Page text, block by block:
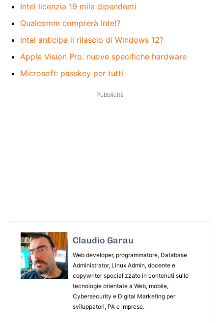
Intel licenzia 19 mila dipendenti
Qualcomm comprerà Intel?
Intel anticipa il rilascio di Windows 12?
Apple Vision Pro: nuove specifiche hardware
Microsoft: passkey per tutti
Pubblicità
Claudio Garau
Web developer, programmatore, Database
Administrator, Linux Admin, docente e
copywriter specializzato in contenuti sulle
tecnologie orientate a Web, mobile,
Cybersecurity e Digital Marketing per
sviluppatori, PA e imprese.